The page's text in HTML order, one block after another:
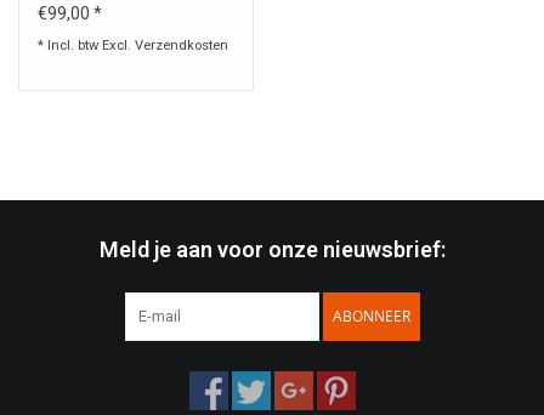
€99,00 *
* Incl. btw Excl. Verzendkosten
Meld je aan voor onze nieuwsbrief:
ABONNEER